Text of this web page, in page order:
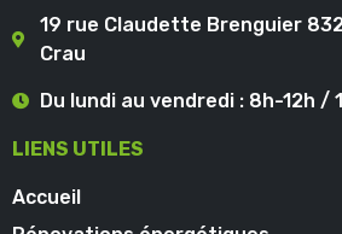
19 rue Claudette Brenguier
Crau
Du lundi au vendredi : 8h-12h /
LIENS UTILES
Accueil